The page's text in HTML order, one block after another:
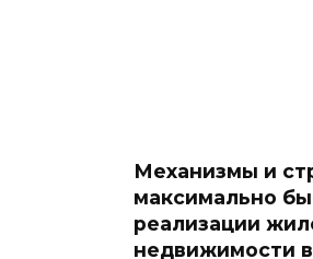
Механизмы и
максимально
реализации
недвижимости